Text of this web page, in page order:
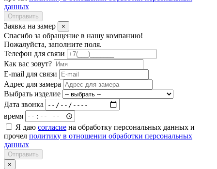
данных
Отправить
Заявка на замер ×
Спасибо за обращение в нашу компанию!
Пожалуйста, заполните поля.
Телефон для связи
Как вас зовут?
E-mail для связи
Адрес для замера
Выбрать изделие
Дата звонка
время
Я даю согласие на обработку персональных данных и
прочел политику в отношении обработки персональных
данных
Отправить
×